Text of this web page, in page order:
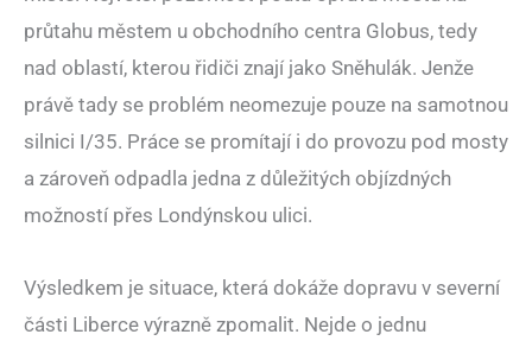
průtahu městem u obchodního centra Globus, tedy
nad oblastí, kterou řidiči znají jako Sněhulák. Jenže
právě tady se problém neomezuje pouze na samotnou
silnici I/35. Práce se promítají i do provozu pod mosty
a zároveň odpadla jedna z důležitých objízdných
možností přes Londýnskou ulici.
Výsledkem je situace, která dokáže dopravu v severní
části Liberce výrazně zpomalit. Nejde o jednu